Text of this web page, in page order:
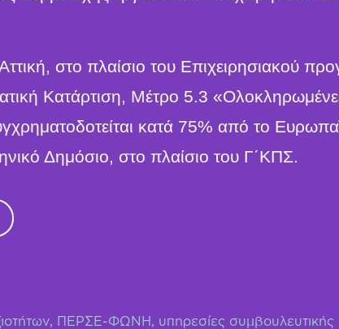
στο πλαίσιο του Επιχειρησιακού
Κατάρτιση, Μέτρο 5.3
κατά 75% από το
Δημόσιο, στο πλαίσιο του Γ΄ΚΠΣ.
, ΠΕΡΣΕ-ΦΩΝΗ, υπηρεσίες συμβουλευτικής